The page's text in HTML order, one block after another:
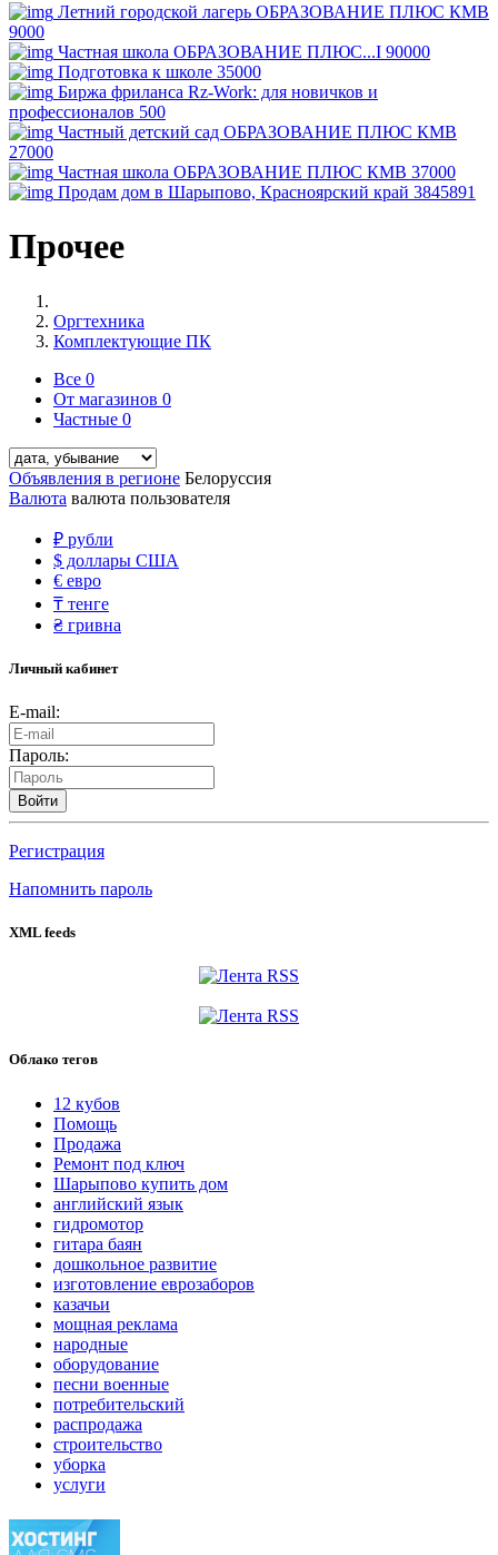
Летний городской лагерь ОБРАЗОВАНИЕ ПЛЮС КМВ
9000
Частная школа ОБРАЗОВАНИЕ ПЛЮС...I 90000
Подготовка к школе 35000
Биржа фриланса Rz-Work: для новичков и
профессионалов 500
Частный детский сад ОБРАЗОВАНИЕ ПЛЮС КМВ
27000
Частная школа ОБРАЗОВАНИЕ ПЛЮС КМВ 37000
Продам дом в Шарыпово, Красноярский край 3845891
Прочее
Оргтехника
Комплектующие ПК
Все 0
От магазинов 0
Частные 0
Объявления в регионе Белоруссия
Валюта валюта пользователя
₽ рубли
$ доллары США
€ евро
₸ тенге
₴ гривна
Личный кабинет
E-mail:
Пароль:
Войти
Регистрация
Напомнить пароль
XML feeds
Облако тегов
12 кубов
Помощь
Продажа
Ремонт под ключ
Шарыпово купить дом
английский язык
гидромотор
гитара баян
дошкольное развитие
изготовление еврозаборов
казачьи
мощная реклама
народные
оборудование
песни военные
потребительский
распродажа
строительство
уборка
услуги